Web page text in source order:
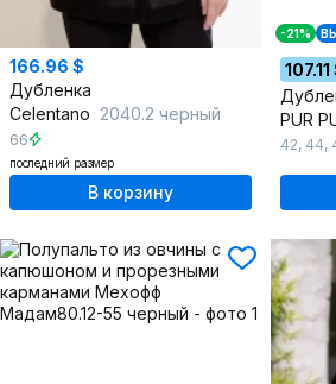
166.96 $
Дубленка
Celentano 2040.2 черный
66
последний размер
В корзину
-21%
107.11
PUR
42, 44,